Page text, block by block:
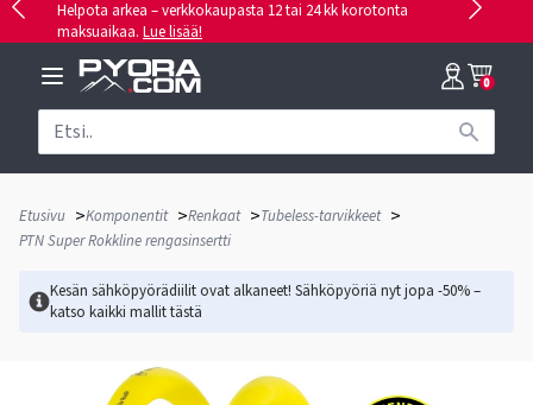
Helpota arkea – verkkokaupasta 12 tai 24 kk korotonta
maksuaikaa. Lue lisää!
0
Etusivu >Komponentit >Renkaat >Tubeless-tarvikkeet >
PTN Super Rokkline rengasinsertti
Kesän sähköpyörädiilit ovat alkaneet! Sähköpyöriä nyt jopa -50% –
katso kaikki mallittästä